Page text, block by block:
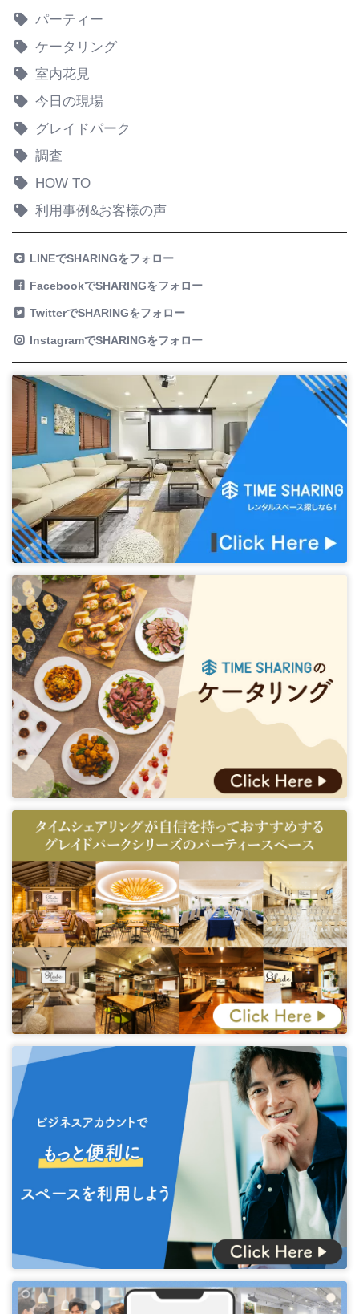
パーティー
ケータリング
室内花見
今日の現場
グレイドパーク
調査
HOW TO
利用事例&お客様の声
LINEでSHARINGをフォロー
FacebookでSHARINGをフォロー
TwitterでSHARINGをフォロー
InstagramでSHARINGをフォロー